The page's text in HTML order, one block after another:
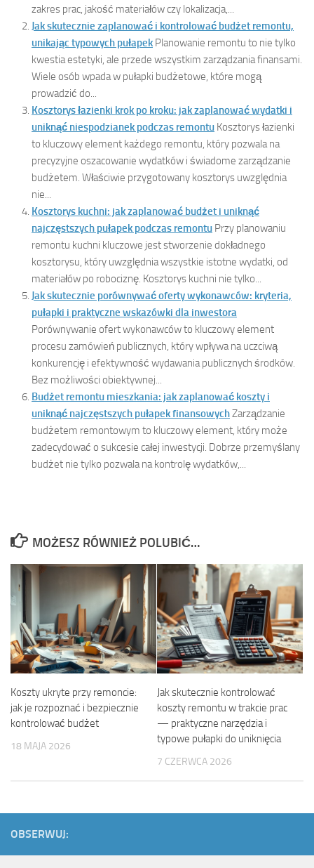
zakres prac, jakość materiałów czy lokalizacja,...
Jak skutecznie zaplanować i kontrolować budżet remontu,
unikając typowych pułapek Planowanie remontu to nie tylko
kwestia estetyki, ale przede wszystkim zarządzania finansami.
Wiele osób wpada w pułapki budżetowe, które mogą
prowadzić do...
Kosztorys łazienki krok po kroku: jak zaplanować wydatki i
uniknąć niespodzianek podczas remontu Kosztorys łazienki
to kluczowy element każdego remontu, który pozwala na
precyzyjne oszacowanie wydatków i świadome zarządzanie
budżetem. Właściwie przygotowany kosztorys uwzględnia
nie...
Kosztorys kuchni: jak zaplanować budżet i uniknąć
najczęstszych pułapek podczas remontu Przy planowaniu
remontu kuchni kluczowe jest stworzenie dokładnego
kosztorysu, który uwzględnia wszystkie istotne wydatki, od
materiałów po robociznę. Kosztorys kuchni nie tylko...
Jak skutecznie porównywać oferty wykonawców: kryteria,
pułapki i praktyczne wskazówki dla inwestora
Porównywanie ofert wykonawców to kluczowy element
procesu zamówień publicznych, który wpływa na uczciwą
konkurencję i efektywność wydawania publicznych środków.
Bez możliwości obiektywnej...
Budżet remontu mieszkania: jak zaplanować koszty i
uniknąć najczęstszych pułapek finansowychZarządzanie
budżetem remontowym to kluczowy element, który może
zadecydować o sukcesie całej inwestycji. Dobrze przemyślany
budżet nie tylko pozwala na kontrolę wydatków,...
MOŻESZ RÓWNIEŻ POLUBIĆ…
Koszty ukryte przy remoncie:
jak je rozpoznać i bezpiecznie
kontrolować budżet
18 MAJA 2026
Jak skutecznie kontrolować
koszty remontu w trakcie prac
— praktyczne narzędzia i
typowe pułapki do uniknięcia
7 CZERWCA 2026
OBSERWUJ: